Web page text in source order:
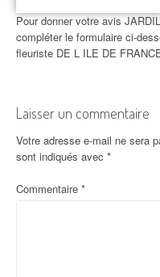
Pour donner votre avis
compléter le formulaire ci-
fleuriste DE L ILE DE
Laisser un commentaire
Votre adresse e-mail ne sera
sont indiqués avec *
Commentaire *